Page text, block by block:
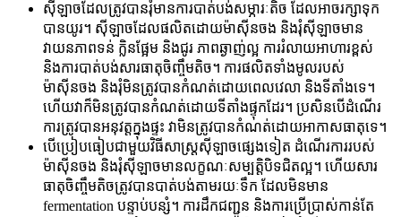
ស៊ីឡាចដែលត្រូវបានរុំមានការបាត់បង់សម្ភារៈតិច ដែលអាចរក្សាទុក
បានយូរ។ ស៊ីឡាចដែលផលិតដោយម៉ាស៊ីនចង និងរុំស៊ីឡាចមាន
វាយនភាពទន់ ក្លិនផ្អែម និងជូរ ភាពឆ្ងាញ់ល្អ ការរំលាយអាហារខ្ពស់
និងការបាត់បង់សារធាតុចិញ្ចឹមតិច។ ការផលិតទាំងមូលរបស់
ម៉ាស៊ីនចង និងរុំមិនត្រូវបានកំណត់ដោយពេលវេលា និងទីតាំងទេ។
ហើយវាក៏មិនត្រូវបានកំណត់ដោយទីតាំងផ្ទុកដែរ។ ប្រសិនបើដំណើរ
ការត្រូវបានអនុវត្តក្នុងផ្ទះ វាមិនត្រូវបានកំណត់ដោយអាកាសធាតុទេ។
បើប្រៀបធៀបជាមួយវិធីសាស្ត្រស៊ីឡាចផ្សេងទៀត ដំណើរការរបស់
ម៉ាស៊ីនចង និងរុំស៊ីឡាចមានលក្ខណៈសម្បត្តិបិទជិតល្អ។ ហើយសារ
ធាតុចិញ្ចឹមតិចត្រូវបានបាត់បង់តាមរយៈទឹក ដែលមិនមាន
fermentation បន្ទាប់បន្សំ។ ការដឹកជញ្ជូន និងការប្រើប្រាស់កាន់តែ